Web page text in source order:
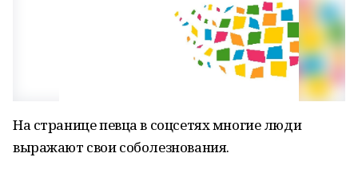
На странице певца в соцсетях многие люди
выражают свои соболезнования.